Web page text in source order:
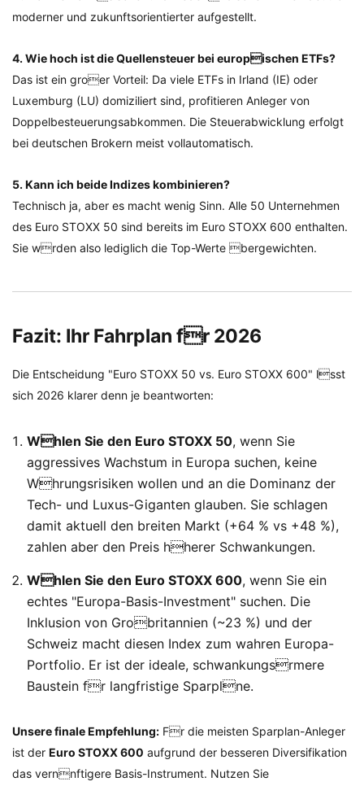
moderner und zukunftsorientierter aufgestellt.
4. Wie hoch ist die Quellensteuer bei europischen ETFs?
Das ist ein groer Vorteil: Da viele ETFs in Irland (IE) oder
Luxemburg (LU) domiziliert sind, profitieren Anleger von
Doppelbesteuerungsabkommen. Die Steuerabwicklung erfolgt
bei deutschen Brokern meist vollautomatisch.
5. Kann ich beide Indizes kombinieren?
Technisch ja, aber es macht wenig Sinn. Alle 50 Unternehmen
des Euro STOXX 50 sind bereits im Euro STOXX 600 enthalten.
Sie wrden also lediglich die Top-Werte bergewichten.
Fazit: Ihr Fahrplan fr 2026
Die Entscheidung "Euro STOXX 50 vs. Euro STOXX 600" lsst
sich 2026 klarer denn je beantworten:
Whlen Sie den Euro STOXX 50, wenn Sie
aggressives Wachstum in Europa suchen, keine
Whrungsrisiken wollen und an die Dominanz der
Tech- und Luxus-Giganten glauben. Sie schlagen
damit aktuell den breiten Markt (+64 % vs +48 %),
zahlen aber den Preis hherer Schwankungen.
Whlen Sie den Euro STOXX 600, wenn Sie ein
echtes "Europa-Basis-Investment" suchen. Die
Inklusion von Grobritannien (~23 %) und der
Schweiz macht diesen Index zum wahren Europa-
Portfolio. Er ist der ideale, schwankungsrmere
Baustein fr langfristige Sparplne.
Unsere finale Empfehlung: Fr die meisten Sparplan-Anleger
ist der Euro STOXX 600 aufgrund der besseren Diversifikation
das vernnftigere Basis-Instrument. Nutzen Sie